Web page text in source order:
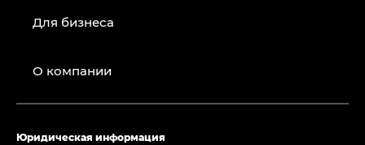
Для бизнеса
О компании
Юридическая информация